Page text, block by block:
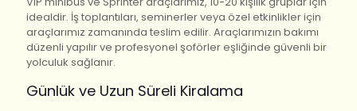
idealdir. İş toplantıları, seminerler veya özel etkinlikler için
araçlarımız zamanında teslim edilir. Araçlarımızın bakımı
düzenli yapılır ve profesyonel şoförler eşliğinde güvenli bir
yolculuk sağlanır.
Günlük ve Uzun Süreli Kiralama